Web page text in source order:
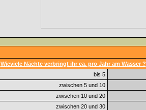
Wieviele Nächte verbringt ihr ca. pro Jahr am Wasser ?
bis 5
zwischen 5 und 10
zwischen 10 und 20
zwischen 20 und 30